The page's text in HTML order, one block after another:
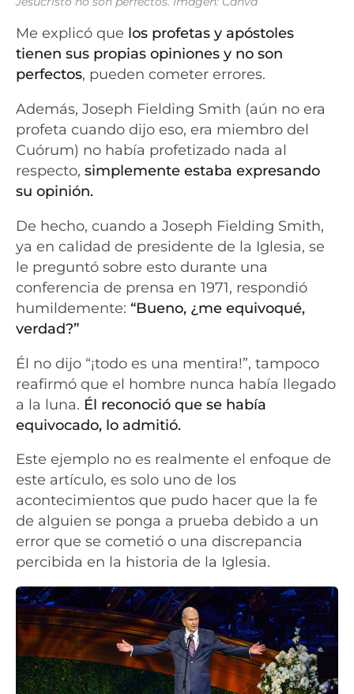
Me explicó que los profetas y apóstoles
tienen sus propias opiniones y no son
perfectos, pueden cometer errores.
Además, Joseph Fielding Smith (aún no era
profeta cuando dijo eso, era miembro del
Cuórum) no había profetizado nada al
respecto, simplemente estaba expresando
su opinión.
De hecho, cuando a Joseph Fielding Smith,
ya en calidad de presidente de la Iglesia, se
le preguntó sobre esto durante una
conferencia de prensa en 1971, respondió
humildemente: “Bueno, ¿me equivoqué,
verdad?”
Él no dijo “¡todo es una mentira!”, tampoco
reafirmó que el hombre nunca había llegado
a la luna. Él reconoció que se había
equivocado, lo admitió.
Este ejemplo no es realmente el enfoque de
este artículo, es solo uno de los
acontecimientos que pudo hacer que la fe
de alguien se ponga a prueba debido a un
error que se cometió o una discrepancia
percibida en la historia de la Iglesia.